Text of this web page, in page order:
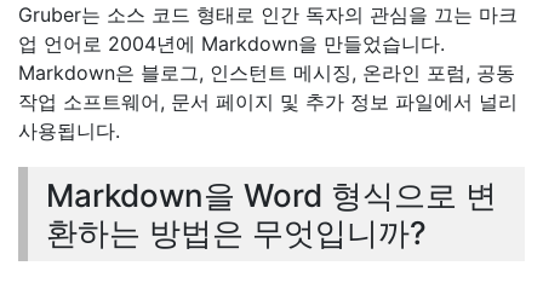
Gruber는 소스 코드 형태로 인간 독자의 관심을 끄는 마크
업 언어로 2004년에 Markdown을 만들었습니다.
Markdown은 블로그, 인스턴트 메시징, 온라인 포럼, 공동
작업 소프트웨어, 문서 페이지 및 추가 정보 파일에서 널리
사용됩니다.
Markdown을 Word 형식으로 변
환하는 방법은 무엇입니까?